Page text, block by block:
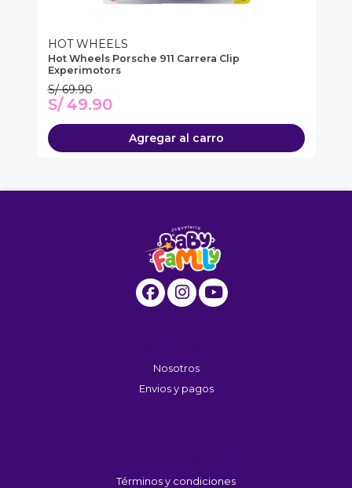
HOT WHEELS
Hot Wheels Porsche 911 Carrera Clip
Experimotors
S/ 69.90
S/ 49.90
Agregar al carro
Nosotros
Envios y pagos
Términos y condiciones